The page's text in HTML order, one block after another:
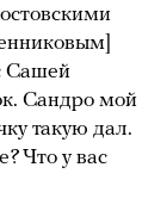
Сашей
Сандро мой
такую дал.
Что у вас